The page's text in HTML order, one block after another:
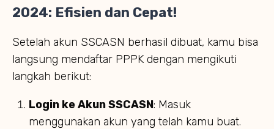
2024: Efisien dan Cepat!
Setelah akun SSCASN berhasil dibuat, kamu bisa
langsung mendaftar PPPK dengan mengikuti
langkah berikut:
Login ke Akun SSCASN: Masuk
menggunakan akun yang telah kamu buat.